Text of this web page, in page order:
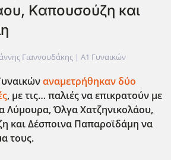
Καπουσούζη και
Γιαννουδάκης | Α1 Γυναικών
αναμετρήθηκαν δύο
, με τις… παλιές να επικρατούν με
Λύμουρα, Όλγα Χατζηνικολάου,
και Δέσποινα Παπαροϊδάμη να
τους.